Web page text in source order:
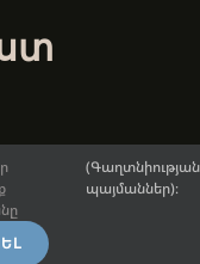
և պայմաններ
(Գաղտնիության
պայմաններ)։